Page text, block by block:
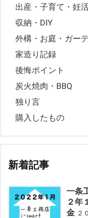
出産・子育て・妊
収納・DIY
外構・お庭・ガー
家造り記録
後悔ポイント
炭火焼肉・BBQ
独り言
購入したもの
新着記事
一条
２年
金 ２